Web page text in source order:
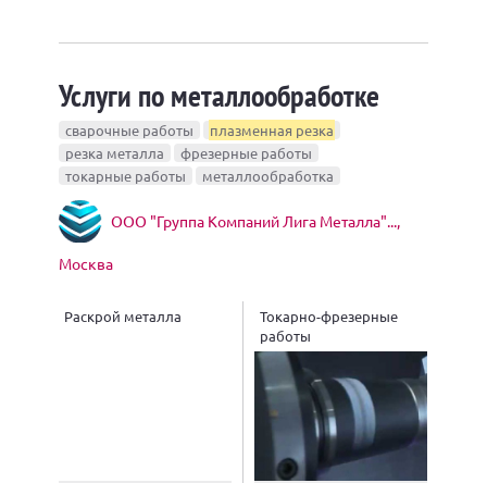
Услуги по металлообработке
сварочные работы
плазменная резка
резка металла
фрезерные работы
токарные работы
металлообработка
ООО "Группа Компаний Лига Металла"...,
Москва
Раскрой металла
Токарно-фрезерные
работы